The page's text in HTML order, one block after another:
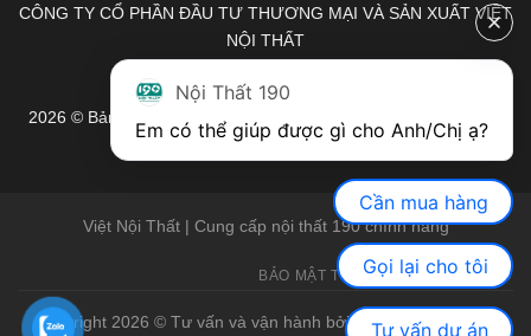
CÔNG TY CỔ PHẦN ĐẦU TƯ THƯƠNG MẠI VÀ SẢN XUẤT VIỆT
NỘI THẤT
2026 © Bản quyền thuộc về Nội Thất 190. Mọi quyền được bảo
lưu.
Việt Nội Thất | Cung cấp nội thất 190 chính hãng
BẢO MẬT THÔNG TIN GIỚI THIỆU
Copyright 2026 © Tư vấn và vận hành bởi Việt Nội Thất | Bàn
Nội Thất 190
Cần mua hàng
Gọi lại cho tôi
Tư vấn dự án